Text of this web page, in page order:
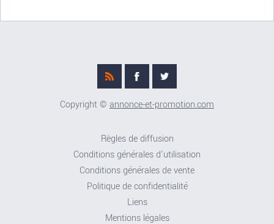
Copyright © annonce-et-promotion.com
Règles de diffusion
Conditions générales d'utilisation
Conditions générales de vente
Politique de confidentialité
Liens
Mentions légales